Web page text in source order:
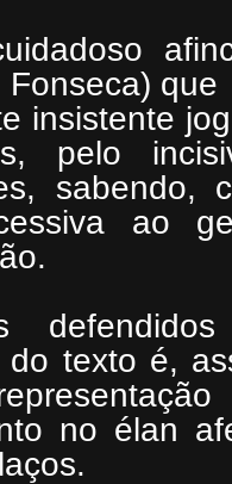
Fonseca) que
insistente
pelo
sabendo,
ao
do texto é,
no élan